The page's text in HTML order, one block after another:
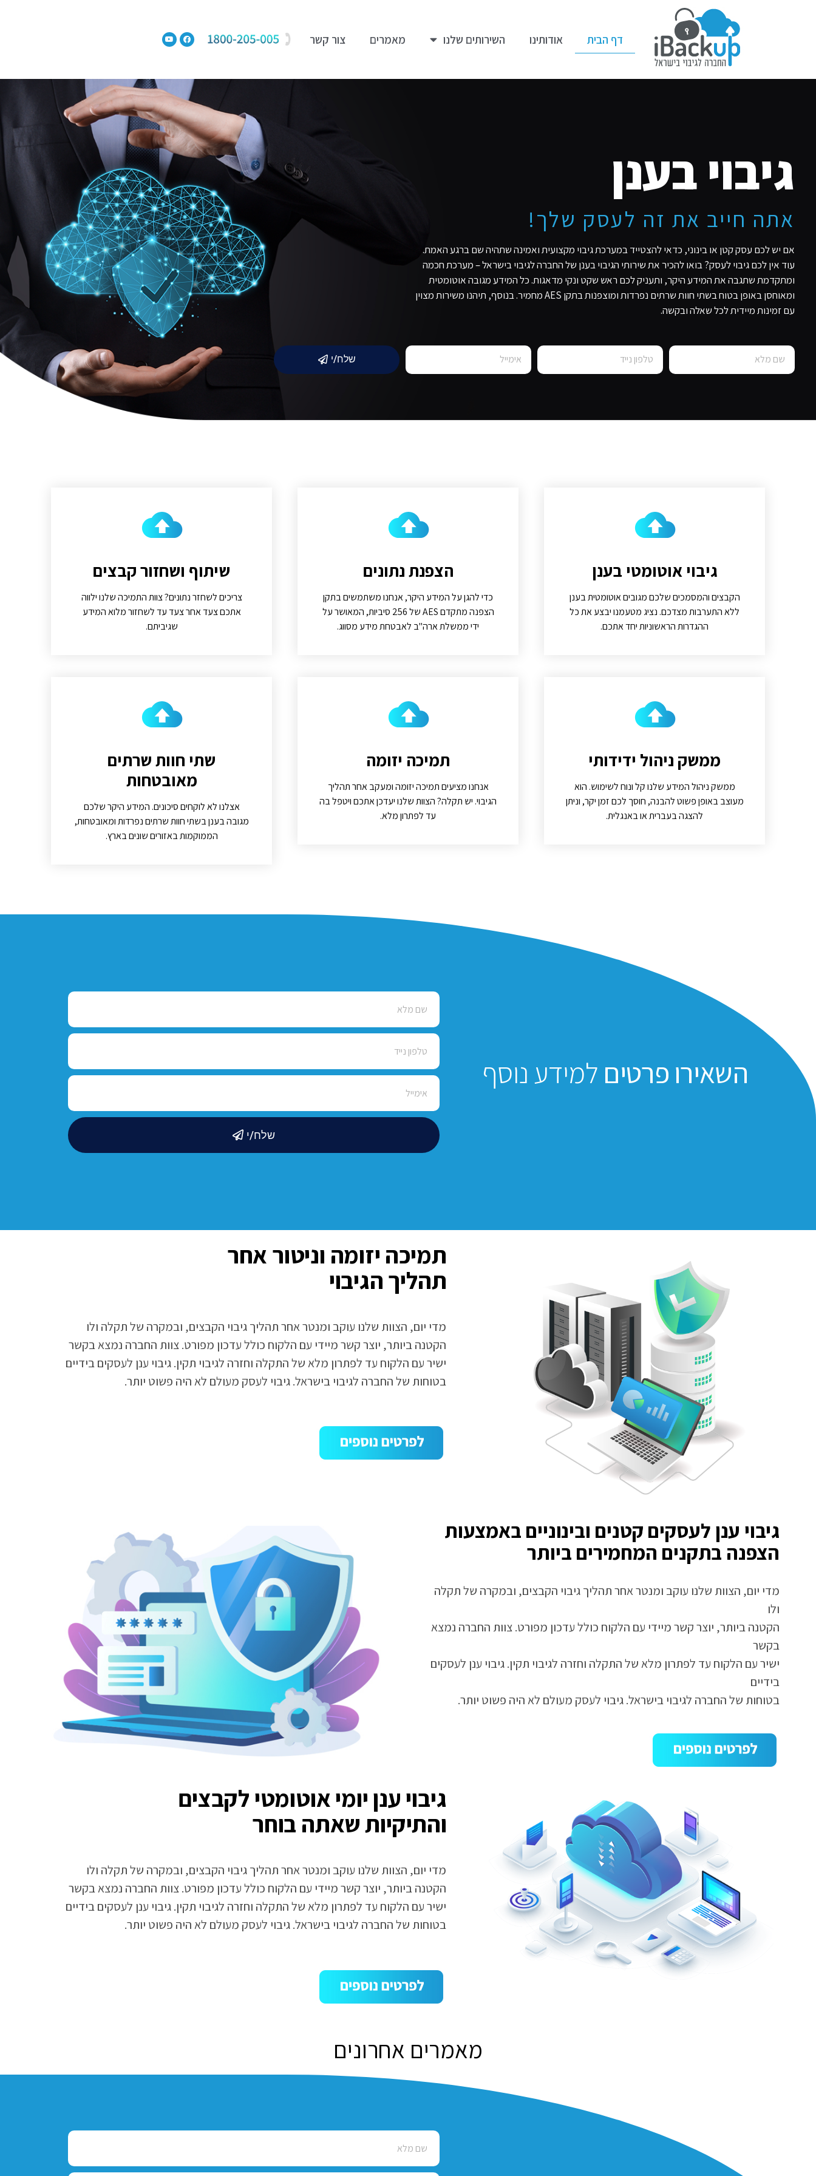
דף הבית אודותינו השירותים שלנו מאמרים צור קשר
גיבוי בענן
אתה חייב את זה לעסק שלך!
אם יש לכם עסק קטן או בינוני, כדאי להצטייד במערכת גיבוי מקצועית ואמינה שתהיה שם ברגע האמת.
עוד אין לכם גיבוי לעסק? בואו להכיר את שירותי הגיבוי בענן של החברה לגיבוי בישראל – מערכת חכמה
ומתקדמת שתגבה את המידע היקר, ותעניק לכם ראש שקט ונקי מדאגות. כל המידע מגובה אוטומטית
ומאוחסן באופן בטוח בשתי חוות שרתים נפרדות ומוצפנות בתקן AES מחמיר. בנוסף, תיהנו משירות מצוין
עם זמינות מיידית לכל שאלה ובקשה.
שלח/י
גיבוי אוטומטי בענן
הקבצים והמסמכים שלכם מגובים אוטומטית בענן
ללא התערבות מצדכם. נציג מטעמנו יבצע את כל
ההגדרות הראשוניות יחד אתכם.
הצפנת נתונים
כדי להגן על המידע היקר, אנחנו משתמשים בתקן
הצפנה מתקדם AES של 256 סיביות, המאושר על
ידי ממשלת ארה"ב לאבטחת מידע מסווג.
שיתוף ושחזור קבצים
צריכים לשחזר נתונים? צוות התמיכה שלנו ילווה
אתכם צעד אחר צעד עד לשחזור מלוא המידע
שגיביתם.
ממשק ניהול ידידותי
ממשק ניהול המידע שלנו קל ונוח לשימוש. הוא
מעוצב באופן פשוט להבנה, חוסך לכם זמן יקר, וניתן
להצגה בעברית או באנגלית.
תמיכה יזומה
אנחנו מציעים תמיכה יזומה ומעקב אחר תהליך
הגיבוי. יש תקלה? הצוות שלנו יעדכן אתכם ויטפל בה
עד לפתרון מלא.
שתי חוות שרתים
מאובטחות
אצלנו לא לוקחים סיכונים. המידע היקר שלכם
מגובה בענן בשתי חוות שרתים נפרדות ומאובטחות,
הממוקמות באזורים שונים בארץ.
השאירו פרטים למידע נוסף
שלח/י
תמיכה יזומה וניטור אחר
תהליך הגיבוי
מדי יום, הצוות שלנו עוקב ומנטר אחר תהליך גיבוי הקבצים, ובמקרה של תקלה ולו
הקטנה ביותר, יוצר קשר מיידי עם הלקוח כולל עדכון מפורט. צוות החברה נמצא בקשר
ישיר עם הלקוח עד לפתרון מלא של התקלה וחזרה לגיבוי תקין. גיבוי ענן לעסקים בידיים
בטוחות של החברה לגיבוי בישראל. גיבוי לעסק מעולם לא היה פשוט יותר.
גיבוי ענן לעסקים קטנים ובינוניים באמצעות
הצפנה בתקנים המחמירים ביותר
מדי יום, הצוות שלנו עוקב ומנטר אחר תהליך גיבוי הקבצים, ובמקרה של תקלה
ולו
הקטנה ביותר, יוצר קשר מיידי עם הלקוח כולל עדכון מפורט. צוות החברה נמצא
בקשר
ישיר עם הלקוח עד לפתרון מלא של התקלה וחזרה לגיבוי תקין. גיבוי ענן לעסקים
בידיים
בטוחות של החברה לגיבוי בישראל. גיבוי לעסק מעולם לא היה פשוט יותר.
גיבוי ענן יומי אוטומטי לקבצים
והתיקיות שאתה בוחר
מדי יום, הצוות שלנו עוקב ומנטר אחר תהליך גיבוי הקבצים, ובמקרה של תקלה ולו
הקטנה ביותר, יוצר קשר מיידי עם הלקוח כולל עדכון מפורט. צוות החברה נמצא בקשר
ישיר עם הלקוח עד לפתרון מלא של התקלה וחזרה לגיבוי תקין. גיבוי ענן לעסקים בידיים
בטוחות של החברה לגיבוי בישראל. גיבוי לעסק מעולם לא היה פשוט יותר.
מאמרים אחרונים